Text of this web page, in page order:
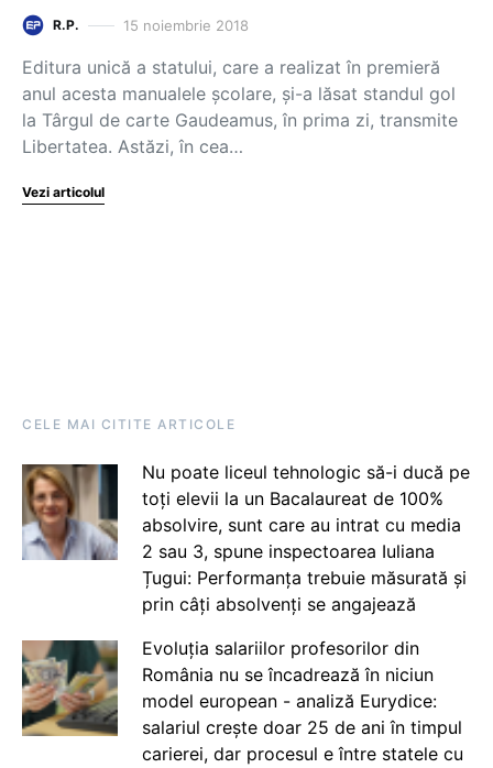
R.P. 15 noiembrie 2018
Editura unică a statului, care a realizat în premieră
anul acesta manualele școlare, și-a lăsat standul gol
la Târgul de carte Gaudeamus, în prima zi, transmite
Libertatea. Astăzi, în cea…
Vezi articolul
CELE MAI CITITE ARTICOLE
Nu poate liceul tehnologic să-i ducă pe
toți elevii la un Bacalaureat de 100%
absolvire, sunt care au intrat cu media
2 sau 3, spune inspectoarea Iuliana
Țugui: Performanța trebuie măsurată și
prin câți absolvenți se angajează
Evoluția salariilor profesorilor din
România nu se încadrează în niciun
model european - analiză Eurydice:
salariul crește doar 25 de ani în timpul
carierei, dar procesul e între statele cu